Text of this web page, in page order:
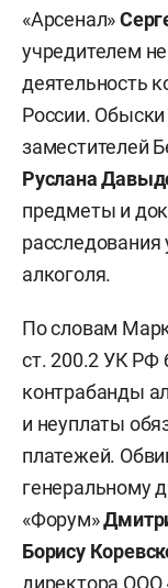
«Арсенал»
учредителем
деятельность
России.
заместителей
Руслана
предметы и
расследования
алкоголя.
По словам
ст. 200.2 УК РФ
контрабанды
и неуплаты
платежей.
генеральному
«Форум»
Борису
директора ООО